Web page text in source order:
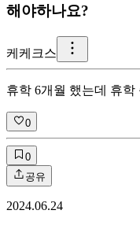
해야하나요?
케 케크스
휴학 6개월 했는데 휴
0
0
공유
2024.06.24